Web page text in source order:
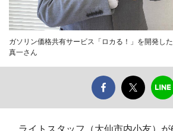
ガソリン価格共有サービス「ロカる！」を開発し
真一さん
ライトスタッフ（大仙市内小友）